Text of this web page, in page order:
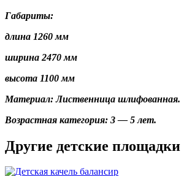
Габариты:
длина 1260 мм
ширина 2470 мм
высота 1100 мм
Материал: Лиственница шлифованная.
Возрастная категория: 3 — 5 лет.
Другие детские площадки